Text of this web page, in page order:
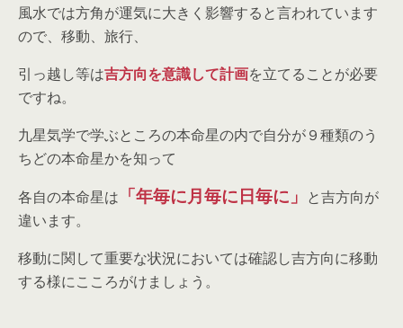
風水では方角が運気に大きく影響すると言われています
ので、移動、旅行、
引っ越し等は吉方向を意識して計画を立てることが必要
ですね。
九星気学で学ぶところの本命星の内で自分が９種類のう
ちどの本命星かを知って
各自の本命星は 「年毎に月毎に日毎に」 と吉方向が
違います。
移動に関して重要な状況においては確認し吉方向に移動
する様にこころがけましょう。